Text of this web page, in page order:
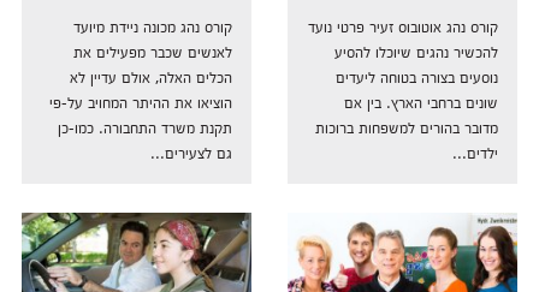
קורס נהג אוטובוס זעיר פרטי נועד
להכשיר נהגים שיוכלו להסיע
נוסעים בצורה בטוחה ליעדים
שונים ברחבי הארץ. בין אם
מדובר בהורים למשפחות ברוכות
ילדים...
קורס נהג מכונה ניידת מיועד
לאנשים שכבר מפעילים את
הכלים האלה, אולם עדיין לא
הוציאו את ההיתר המחויב על-פי
תקנת משרד התחבורה. כמו-כן
גם לצעירים...